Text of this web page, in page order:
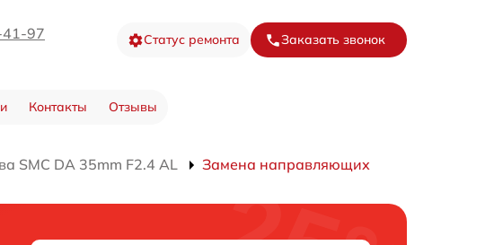
41-97 Статус ремонта Заказать звонок
Контакты Отзывы
SMC DA 35mm F2.4 AL Замена направляющих